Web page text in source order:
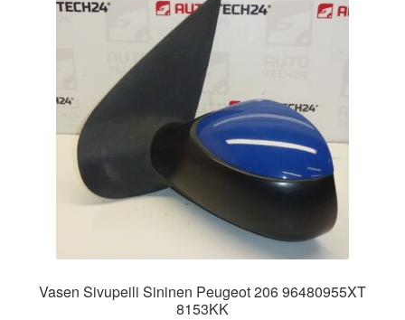
Vasen Sivupeili Sininen Peugeot 206 96480955XT
8153KK